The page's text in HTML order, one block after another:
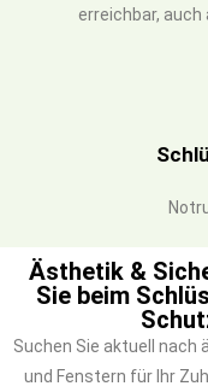
erreichbar, auch
Ästhetik &
Sie beim
Suchen Sie aktuell nach
und Fenstern für Ihr